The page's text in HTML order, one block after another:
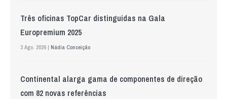
Três oficinas TopCar distinguidas na Gala
Europremium 2025
3 Ago. 2026 | Nádia Conceição
Continental alarga gama de componentes de direção
com 82 novas referências